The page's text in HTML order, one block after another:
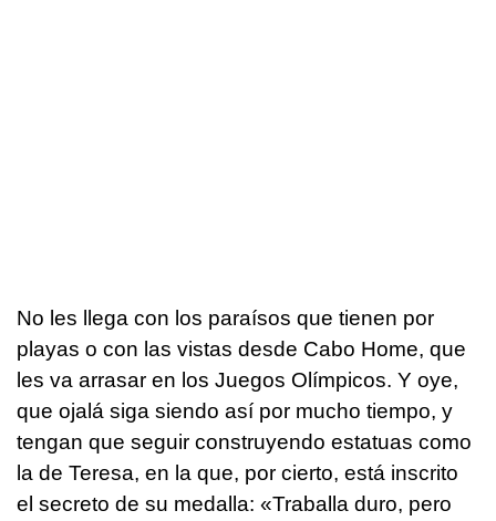
No les llega con los paraísos que tienen por
playas o con las vistas desde Cabo Home, que
les va arrasar en los Juegos Olímpicos. Y oye,
que ojalá siga siendo así por mucho tiempo, y
tengan que seguir construyendo estatuas como
la de Teresa, en la que, por cierto, está inscrito
el secreto de su medalla: «Traballa duro, pero